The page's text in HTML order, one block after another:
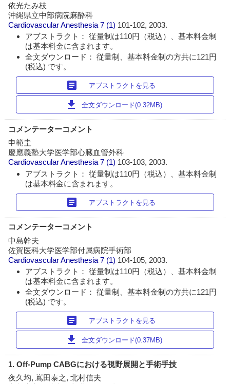
依光たみ枝
沖縄県立中部病院麻酔科
Cardiovascular Anesthesia 7 (1) 101-102, 2003.
アブストラクト： 従量制は110円（税込）、基本料金制
は基本料金に含まれます。
全文ダウンロード： 従量制、基本料金制の方共に121円
(税込) です。
article アブストラクトを見る
download 全文ダウンロード(0.32MB)
コメンテーターコメント
申範圭
慶應義塾大学医学部心臓血管外科
Cardiovascular Anesthesia 7 (1) 103-103, 2003.
アブストラクト： 従量制は110円（税込）、基本料金制
は基本料金に含まれます。
article アブストラクトを見る
コメンテーターコメント
中島幹夫
佐賀医科大学医学部付属病院手術部
Cardiovascular Anesthesia 7 (1) 104-105, 2003.
アブストラクト： 従量制は110円（税込）、基本料金制
は基本料金に含まれます。
全文ダウンロード： 従量制、基本料金制の方共に121円
(税込) です。
article アブストラクトを見る
download 全文ダウンロード(0.37MB)
1. Off-Pump CABGにおける視野展開と手術手技
夜久均, 嶌田泰之, 北村信夫